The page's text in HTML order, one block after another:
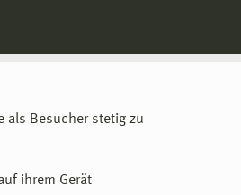
als Besucher stetig zu
ihrem Gerät